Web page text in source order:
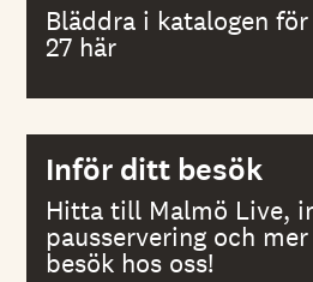
Bläddra i katalogen
27 här
Inför ditt besök
Hitta till Malmö Live,
pausservering och
besök hos oss!